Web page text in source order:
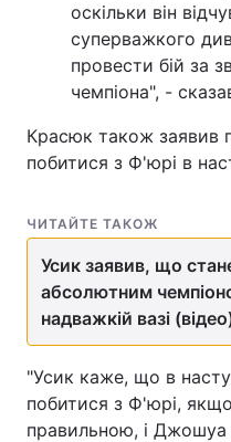
оскільки він
суперважкого
провести бій за
чемпіона", -
Красюк також заявив
побитися з Ф'юрі в
ЧИТАЙТЕ ТАКОЖ
Усик заявив, що
абсолютним
надважкій вазі
"Усик каже, що в
побитися з Ф'юрі,
правильною, і Джошуа